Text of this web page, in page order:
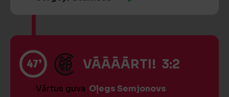
47’ VĀĀĀĀRTI! 3:2
Vārtus guva Oļegs Semjonovs